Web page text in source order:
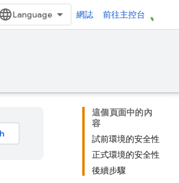
網誌 前往主控台
這個頁面中的內
容
試前環境的安全性
正式環境的安全性
後續步驟